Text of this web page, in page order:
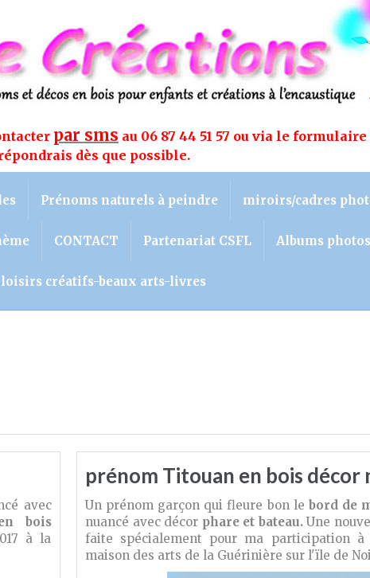
par sms au 06 87 44 51 57 ou via le formulaire
dès que possible.
Prénoms naturels à peindre miroirs/cadres
CONTACT Partenariat CSFL Albums photos
créatifs-beaux arts-livres
avec
bois
à la
prénom Titouan en bois décor
Un prénom garçon qui fleure bon le bord de
nuancé avec décor phare et bateau.Une
faite spécialement pour ma participation
maison des arts de la Guérinière sur l'ïle de